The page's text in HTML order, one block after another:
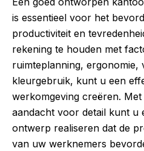
is essentieel voor het
productiviteit en
rekening te houden met
ruimteplanning, ergonomie,
kleurgebruik, kunt u een
werkomgeving creëren.
aandacht voor detail kunt u
ontwerp realiseren dat de
van uw werknemers